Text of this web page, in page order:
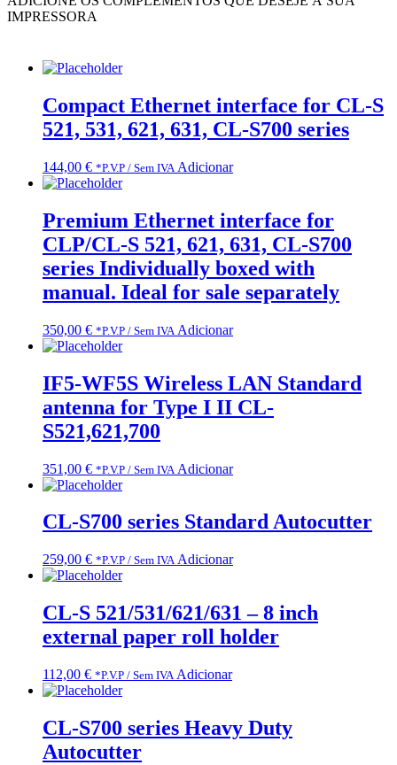
IMPRESSORA
Compact Ethernet interface for CL-S
521, 531, 621, 631, CL-S700 series
144,00 € *P.V.P / Sem IVA Adicionar
Premium Ethernet interface for
CLP/CL-S 521, 621, 631, CL-S700
series Individually boxed with
manual. Ideal for sale separately
350,00 € *P.V.P / Sem IVA Adicionar
IF5-WF5S Wireless LAN Standard
antenna for Type I II CL-
S521,621,700
351,00 € *P.V.P / Sem IVA Adicionar
CL-S700 series Standard Autocutter
259,00 € *P.V.P / Sem IVA Adicionar
CL-S 521/531/621/631 – 8 inch
external paper roll holder
112,00 € *P.V.P / Sem IVA Adicionar
CL-S700 series Heavy Duty
Autocutter